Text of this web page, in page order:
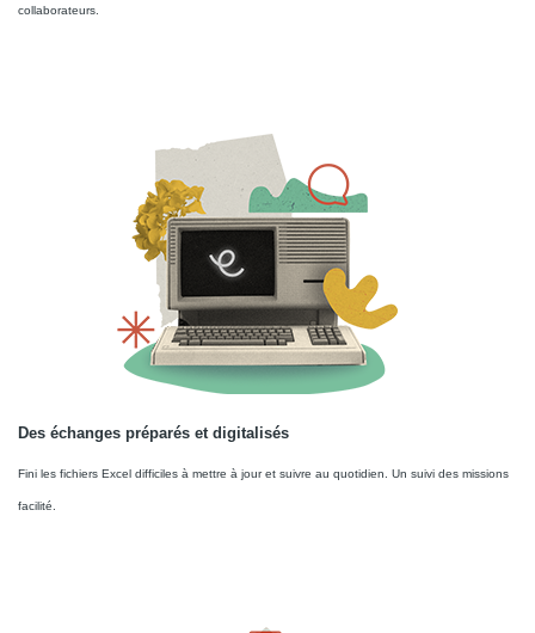
collaborateurs.
Des échanges préparés et digitalisés
Fini les fichiers Excel difficiles à mettre à jour et suivre au quotidien. Un suivi des missions
facilité.